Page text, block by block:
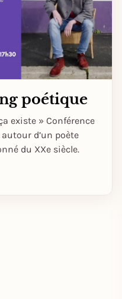
poétique
existe » Conférence
d’un poète
du XXe siècle.